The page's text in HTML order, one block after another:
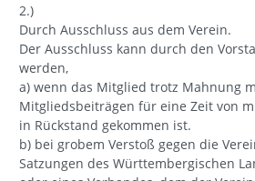
2.)
Durch Ausschluss aus dem Verein.
Der Ausschluss kann durch den
werden,
a) wenn das Mitglied trotz Mahnung
Mitgliedsbeiträgen für eine Zeit von
in Rückstand gekommen ist.
b) bei grobem Verstoß gegen die
Satzungen des Württembergischen